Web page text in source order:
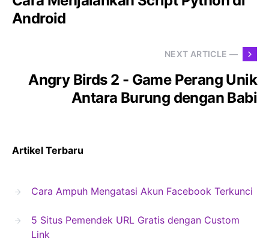
Android
NEXT ARTICLE —
Angry Birds 2 - Game Perang Unik
Antara Burung dengan Babi
Artikel Terbaru
Cara Ampuh Mengatasi Akun Facebook Terkunci
5 Situs Pemendek URL Gratis dengan Custom
Link